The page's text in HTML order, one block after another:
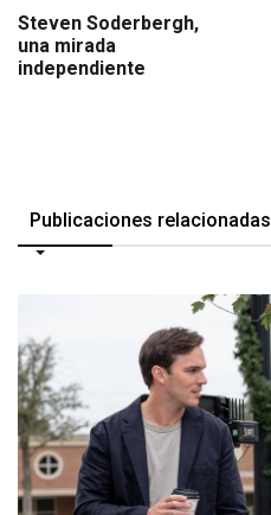
Steven Soderbergh,
una mirada
independiente
Publicaciones relacionadas